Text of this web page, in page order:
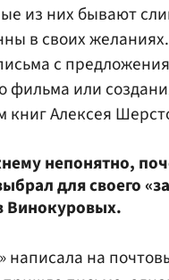
из них бывают
в своих
с
фильма или
книг Алексея
непонятно,
для своего
Винокуровых.
написала на